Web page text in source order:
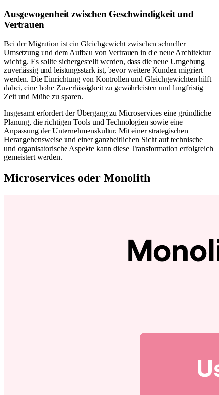
Ausgewogenheit zwischen Geschwindigkeit und
Vertrauen
Bei der Migration ist ein Gleichgewicht zwischen schneller
Umsetzung und dem Aufbau von Vertrauen in die neue Architektur
wichtig. Es sollte sichergestellt werden, dass die neue Umgebung
zuverlässig und leistungsstark ist, bevor weitere Kunden migriert
werden. Die Einrichtung von Kontrollen und Gleichgewichten hilft
dabei, eine hohe Zuverlässigkeit zu gewährleisten und langfristig
Zeit und Mühe zu sparen.
Insgesamt erfordert der Übergang zu Microservices eine gründliche
Planung, die richtigen Tools und Technologien sowie eine
Anpassung der Unternehmenskultur. Mit einer strategischen
Herangehensweise und einer ganzheitlichen Sicht auf technische
und organisatorische Aspekte kann diese Transformation erfolgreich
gemeistert werden.
Microservices oder Monolith